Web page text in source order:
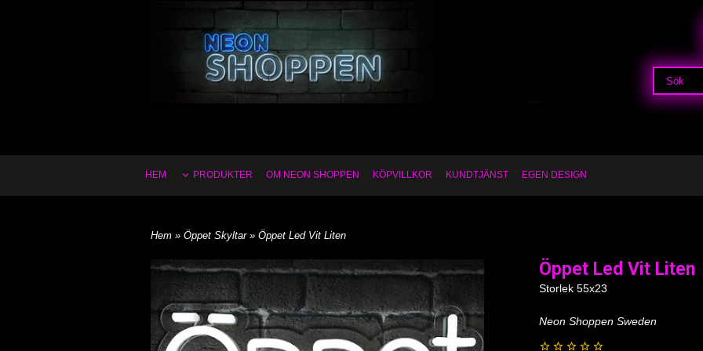
HEM PRODUKTER OM NEON SHOPPEN KÖPVILLKOR KUNDTJÄNST EGEN DESIGN
Hem » Öppet Skyltar » Öppet Led Vit Liten
Öppet Led Vit Liten
Storlek 55x23
Neon Shoppen Sweden